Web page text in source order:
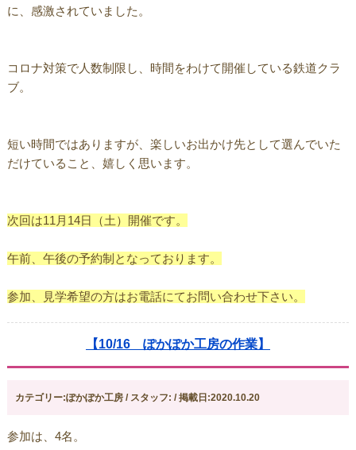
に、感激されていました。
コロナ対策で人数制限し、時間をわけて開催している鉄道クラ
ブ。
短い時間ではありますが、楽しいお出かけ先として選んでいた
だけていること、嬉しく思います。
次回は11月14日（土）開催です。
午前、午後の予約制となっております。
参加、見学希望の方はお電話にてお問い合わせ下さい。
【10/16 ぽかぽか工房の作業】
カテゴリー:ぽかぽか工房 / スタッフ: / 掲載日:2020.10.20
参加は、4名。